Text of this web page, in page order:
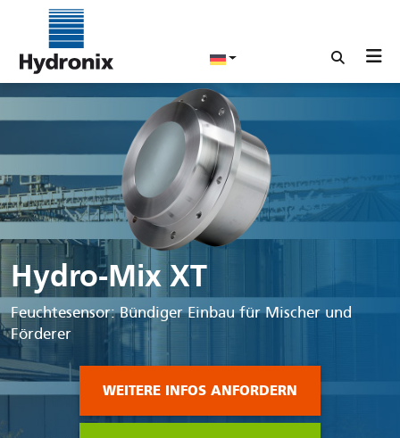
Hydro-Mix XT
Feuchtesensor: Bündiger Einbau für Mischer und
Förderer
WEITERE INFOS ANFORDERN